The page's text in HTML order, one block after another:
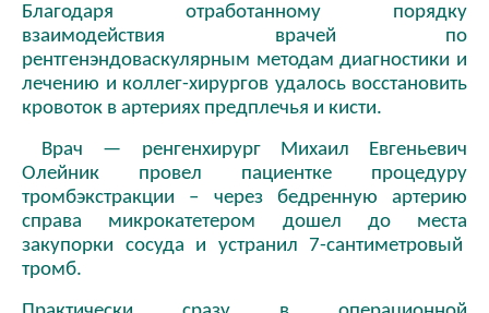
Благодаря отработанному порядку
взаимодействия врачей по
рентгенэндоваскулярным методам диагностики и
лечению и коллег-хирургов удалось восстановить
кровоток в артериях предплечья и кисти.
Врач — ренгенхирург Михаил Евгеньевич
Олейник провел пациентке процедуру
тромбэкстракции – через бедренную артерию
справа микрокатетером дошел до места
закупорки сосуда и устранил 7-сантиметровый
тромб.